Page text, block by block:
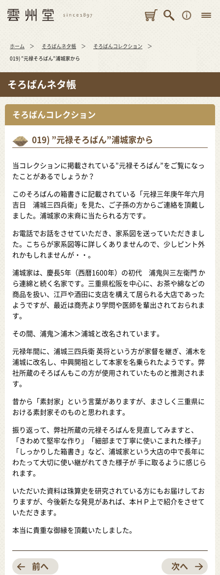
ホーム そろばんネタ帳 そろばんコレクション
019) ”元禄そろばん”浦城家から
そろばんネタ帳
そろばんコレクション
019) ”元禄そろばん”浦城家から
当コレクションに掲載されている”元禄そろばん”をご覧になっ
たことがあるでしょうか？
このそろばんの箱書きに記載されている「元禄三年庚午年六月
吉日 浦城三四兵衛」を見た、ご子孫の方からご連絡を頂戴し
ました。浦城家の末裔に当たられる方です。
お電話でお話をさせていただき、家系図を送っていただきまし
た。こちらが家系図等に詳しくありませんので、少しピント外
れかもしれませんが・・。
浦城家は、慶長5年（西暦1600年）の初代 浦鬼與三左衛門 か
ら連綿と続く名家です。三重県松阪を中心に、お茶や綿などの
商品を扱い、江戸や酒田に支店を構えて居られる大店であった
ようですが、最近は商売より学問や医師を輩出されておられま
す。
その間、浦鬼＞浦木＞浦城と改名されています。
元禄年間に、浦城三四兵衛 英将という方が家督を継ぎ、浦木を
浦城に改名し、中興開祖として本家を名乗られたようです。弊
社所蔵のそろばんもこの方が使用されていたものと推測されま
す。
昔から「素封家」という言葉がありますが、まさしく三重県に
おける素封家そのものと思われます。
振り返って、弊社所蔵の元禄そろばんを見直してみますと、
「きわめて堅牢な作り」「細部まで丁寧に使いこまれた様子」
「しっかりした箱書き」など、浦城家という大店の中で長年に
わたって大切に使い継がれてきた様子が 手に取るように感じら
れます。
いただいた資料は珠算史を研究されている方にもお届けしてお
りますが、今後新たな発見があれば、本ＨＰ上で紹介をさせて
いただきます。
本当に貴重な御縁を頂戴いたしました。
前へ 次へ